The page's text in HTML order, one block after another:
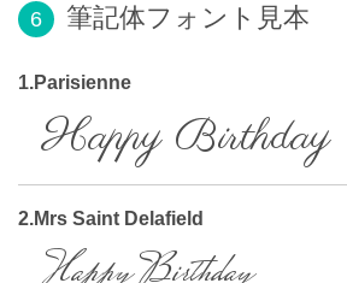
6 筆記体フォント見本
1.Parisienne
Happy Birthday
2.Mrs Saint Delafield